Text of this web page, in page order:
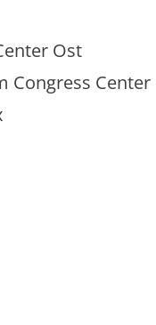
Ost
Congress